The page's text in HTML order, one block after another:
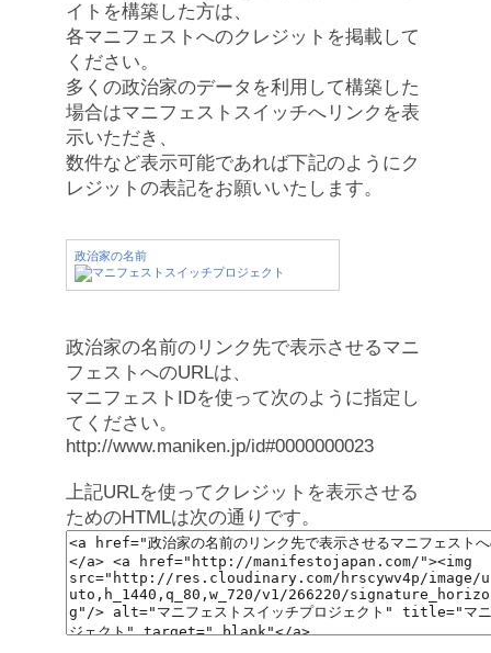
イトを構築した方は、
各マニフェストへのクレジットを掲載して
ください。
多くの政治家のデータを利用して構築した
場合はマニフェストスイッチへリンクを表
示いただき、
数件など表示可能であれば下記のようにク
レジットの表記をお願いいたします。
政治家の名前
政治家の名前のリンク先で表示させるマニ
フェストへのURLは、
マニフェストIDを使って次のように指定し
てください。
http://www.maniken.jp/id#0000000023
上記URLを使ってクレジットを表示させる
ためのHTMLは次の通りです。